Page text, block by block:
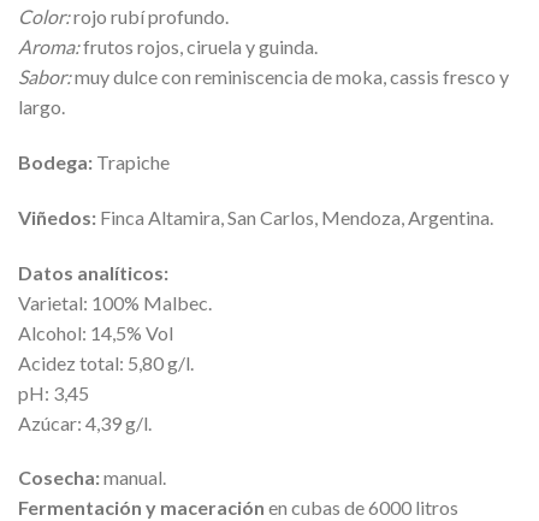
Color:rojo rubí profundo.
Aroma:frutos rojos, ciruela y guinda.
Sabor:muy dulce con reminiscencia de moka, cassis fresco y
largo.
Bodega: Trapiche
Viñedos: Finca Altamira, San Carlos, Mendoza, Argentina.
Datos analíticos:
Varietal: 100% Malbec.
Alcohol: 14,5% Vol
Acidez total: 5,80 g/l.
pH: 3,45
Azúcar: 4,39 g/l.
Cosecha:manual.
Fermentación y maceración en cubas de 6000 litros